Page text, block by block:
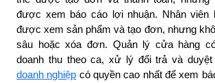
được xem báo cáo lợi nhuận. Nhân viên
được xem sản phẩm và tạo đơn, nhưng
sâu hoặc xóa đơn. Quản lý cửa hàng
doanh thu theo ca, xử lý đổi trả và duyệt
doanh nghiệp có quyền cao nhất để xem